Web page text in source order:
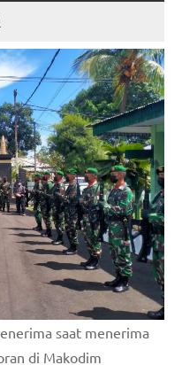
saat menerima
di Makodim